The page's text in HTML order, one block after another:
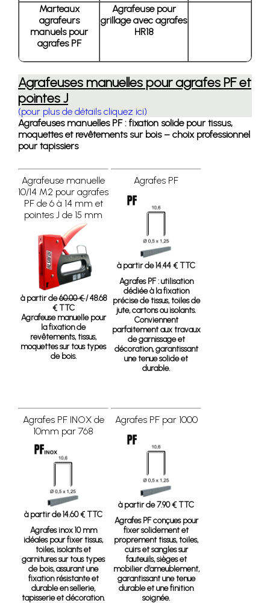
Marteaux
agrafeurs
manuels pour
agrafes PF
Agrafeuse pour
grillage avec agrafes
HR18
Agrafeuses manuelles pour agrafes PF et
pointes J
(pour plus de détails cliquez ici)
Agrafeuses manuelles PF : fixation solide pour tissus,
moquettes et revêtements sur bois – choix professionnel
pour tapissiers
Agrafeuse manuelle
10/14 M2 pour agrafes
PF de 6 à 14 mm et
pointes J de 15 mm
à partir de60.00 €/ 48.68
€ TTC
Agrafeuse manuelle pour
la fixation de
revêtements, tissus,
moquettes sur tous types
de bois.
Agrafes PF
à partir de 14.44 € TTC
Agrafes PF: utilisation
dédiée à la fixation
précise de tissus, toiles de
jute, cartons ou isolants.
Conviennent
parfaitement aux travaux
de garnissage et
décoration, garantissant
une tenue solide et
durable.
Agrafes PF INOX de
10mm par 768
à partir de 14.60 € TTC
Agrafes inox 10 mm
idéales pour fixer tissus,
toiles, isolants et
garnitures sur tous types
de bois, assurant une
fixation résistante et
durable en sellerie,
tapisserie et décoration.
Agrafes PF par 1000
à partir de 7.90 € TTC
Agrafes PFconçues pour
fixer solidement et
proprement tissus, toiles,
cuirs et sangles sur
fauteuils, sièges et
mobilier d’ameublement,
garantissant une tenue
durable et une finition
soignée.